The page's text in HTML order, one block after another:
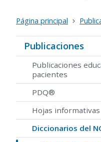
Página principal
Publicaciones
Publicaciones
pacientes
PDQ®
Hojas informativas
Diccionarios del